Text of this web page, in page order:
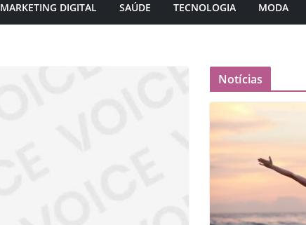
MARKETING DIGITAL SAÚDE TECNOLOGIA MODA
Notícias